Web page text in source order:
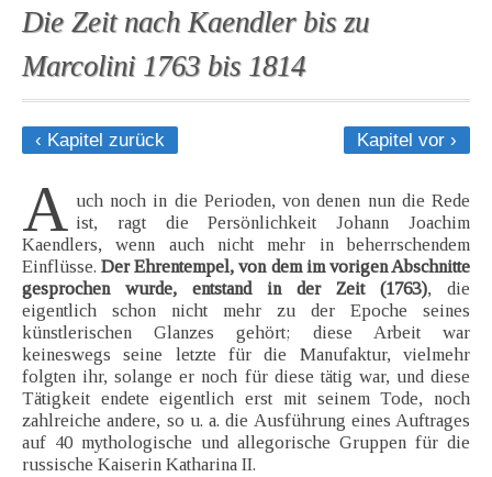
Die Zeit nach Kaendler bis zu
Marcolini 1763 bis 1814
‹ Kapitel zurück Kapitel vor ›
A uch noch in die Perioden, von denen nun die Rede
ist, ragt die Persönlichkeit Johann Joachim
Kaendlers, wenn auch nicht mehr in beherrschendem
Einflüsse.Der Ehrentempel, von dem im vorigen Abschnitte
gesprochen wurde, entstand in der Zeit (1763), die
eigentlich schon nicht mehr zu der Epoche seines
künstlerischen Glanzes gehört; diese Arbeit war
keineswegs seine letzte für die Manufaktur, vielmehr
folgten ihr, solange er noch für diese tätig war, und diese
Tätigkeit endete eigentlich erst mit seinem Tode, noch
zahlreiche andere, so u. a. die Ausführung eines Auftrages
auf 40 mythologische und allegorische Gruppen für die
russische Kaiserin Katharina II.